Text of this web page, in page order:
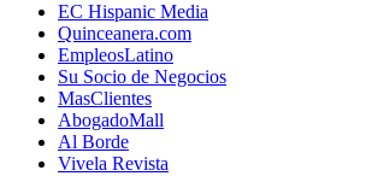
EC Hispanic Media
Quinceanera.com
EmpleosLatino
Su Socio de Negocios
MasClientes
AbogadoMall
Al Borde
Vivela Revista